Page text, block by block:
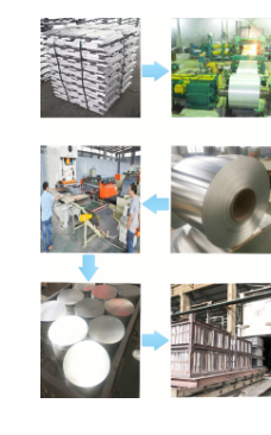
알루미늄 벌집